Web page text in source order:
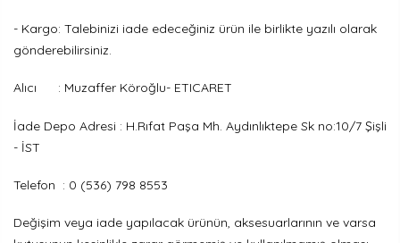
- Kargo: Talebinizi iade edeceğiniz ürün ile birlikte yazılı olarak
gönderebilirsiniz.
Alıcı : Muzaffer Köroğlu- ETICARET
İade Depo Adresi : H.Rıfat Paşa Mh. Aydınlıktepe Sk no:10/7 Şişli
- İST
Telefon : 0 (536) 798 8553
Değişim veya iade yapılacak ürünün, aksesuarlarının ve varsa